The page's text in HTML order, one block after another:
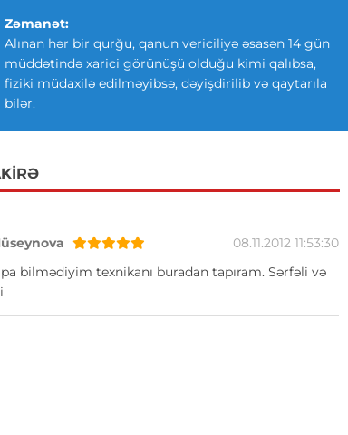
Zəmanət:
Alınan hər bir qurğu, qanun vericiliyə əsasən 14 gün
müddətində xarici görünüşü olduğu kimi qalıbsa,
fiziki müdaxilə edilməyibsə, dəyişdirilib və qaytarıla
bilər.
08.11.2012 11:53:30
bilmədiyim texnikanı buradan tapıram. Sərfəli və